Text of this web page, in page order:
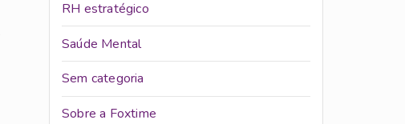
RH estratégico
Saúde Mental
Sem categoria
Sobre a Foxtime